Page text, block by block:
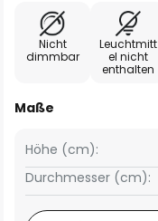
Nicht
dimmbar
Leuchtmitt
el nicht
enthalten
Maße
Höhe (cm):
Durchmesser (cm):